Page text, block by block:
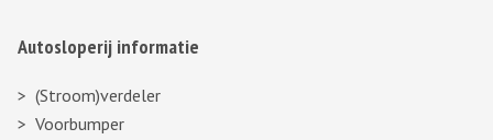
Autosloperij informatie
(Stroom)verdeler
Voorbumper